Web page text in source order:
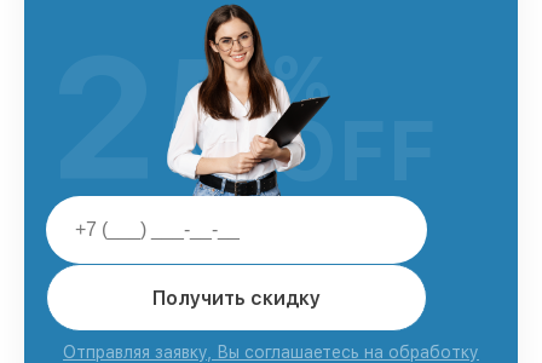
Получить скидку
Отправляя заявку, Вы соглашаетесь на обработку
25%
OFF